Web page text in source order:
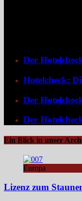
Der
Hotelcheck:
Der
Der
Ein Blick in unser
Europa
Lizenz zum